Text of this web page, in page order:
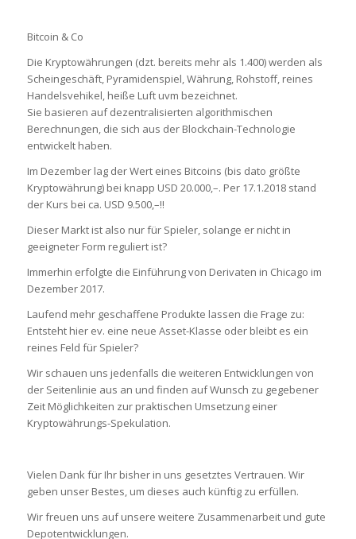
Bitcoin & Co
Die Kryptowährungen (dzt. bereits mehr als 1.400) werden als
Scheingeschäft, Pyramidenspiel, Währung, Rohstoff, reines
Handelsvehikel, heiße Luft uvm bezeichnet.
Sie basieren auf dezentralisierten algorithmischen
Berechnungen, die sich aus der Blockchain-Technologie
entwickelt haben.
Im Dezember lag der Wert eines Bitcoins (bis dato größte
Kryptowährung) bei knapp USD 20.000,–. Per 17.1.2018 stand
der Kurs bei ca. USD 9.500,–!!
Dieser Markt ist also nur für Spieler, solange er nicht in
geeigneter Form reguliert ist?
Immerhin erfolgte die Einführung von Derivaten in Chicago im
Dezember 2017.
Laufend mehr geschaffene Produkte lassen die Frage zu:
Entsteht hier ev. eine neue Asset-Klasse oder bleibt es ein
reines Feld für Spieler?
Wir schauen uns jedenfalls die weiteren Entwicklungen von
der Seitenlinie aus an und finden auf Wunsch zu gegebener
Zeit Möglichkeiten zur praktischen Umsetzung einer
Kryptowährungs-Spekulation.
Vielen Dank für Ihr bisher in uns gesetztes Vertrauen. Wir
geben unser Bestes, um dieses auch künftig zu erfüllen.
Wir freuen uns auf unsere weitere Zusammenarbeit und gute
Depotentwicklungen.